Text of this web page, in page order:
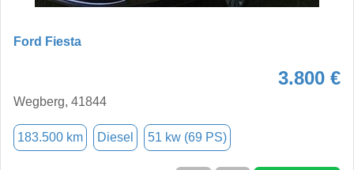
Ford Fiesta
3.800 €
Wegberg, 41844
183.500 km Diesel 51 kw (69 PS)